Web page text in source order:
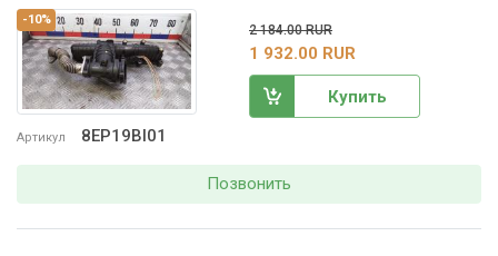
-10%
Артикул 8EP19BI01
2 184.00 RUR
1 932.00 RUR
Купить
Позвонить